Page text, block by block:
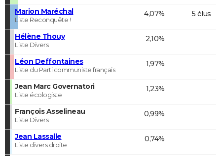
Marion Maréchal
Liste Reconquête !
4,07% 5 élus
Hélène Thouy
Liste Divers
2,10%
Léon Deffontaines
Liste du Parti communiste français
1,97%
Jean Marc Governatori
Liste écologiste
1,23%
François Asselineau
Liste Divers
0,99%
Jean Lassalle
Liste divers droite
0,74%